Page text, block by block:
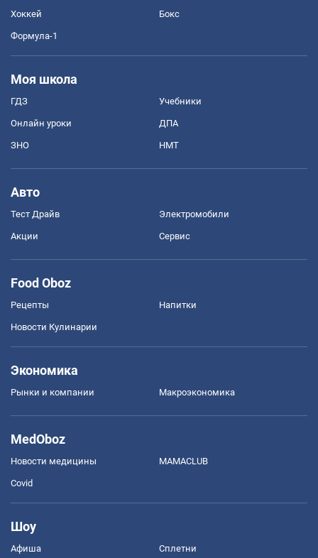
Хоккей Бокс
Формула-1
Моя школа
ГДЗ Учебники
Онлайн уроки ДПА
ЗНО НМТ
Авто
Тест Драйв Электромобили
Акции Сервис
Food Oboz
Рецепты Напитки
Новости Кулинарии
Экономика
Рынки и компании Mакроэкономика
MedOboz
Новости медицины MAMACLUB
Covid
Шоу
Афиша Сплетни